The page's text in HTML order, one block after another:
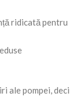
ridicată pentru
ale pompei, deci